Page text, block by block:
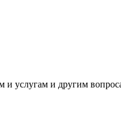
услугам и другим